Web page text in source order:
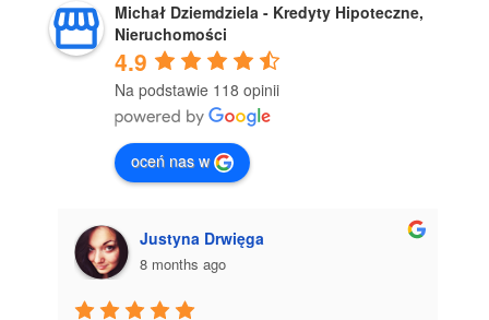
Michał Dziemdziela - Kredyty Hipoteczne,
Nieruchomości
4.9
Na podstawie 118 opinii
oceń nas w
Justyna Drwięga
8 months ago